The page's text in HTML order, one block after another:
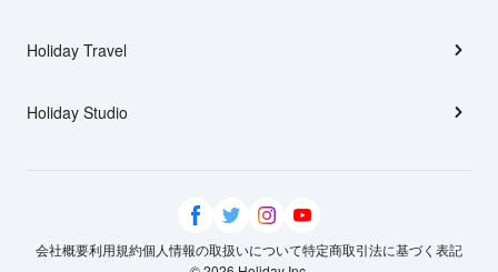
Holiday Travel
Holiday Studio
会社概要利用規約個人情報の取扱いについて特定商取引法に基づく表記